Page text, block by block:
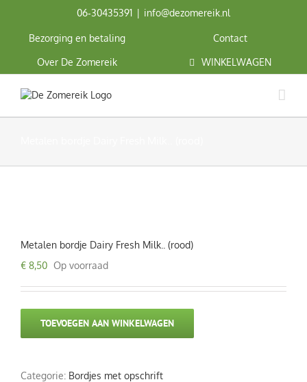
06‑30435391 | info@dezomereik.nl
Bezorging en betaling Contact
Over De Zomereik WINKELWAGEN
Metalen bordje Dairy Fresh Milk.. (rood)
€ 8,50 Op voorraad
TOEVOEGEN AAN WINKELWAGEN
Categorie: Bordjes met opschrift